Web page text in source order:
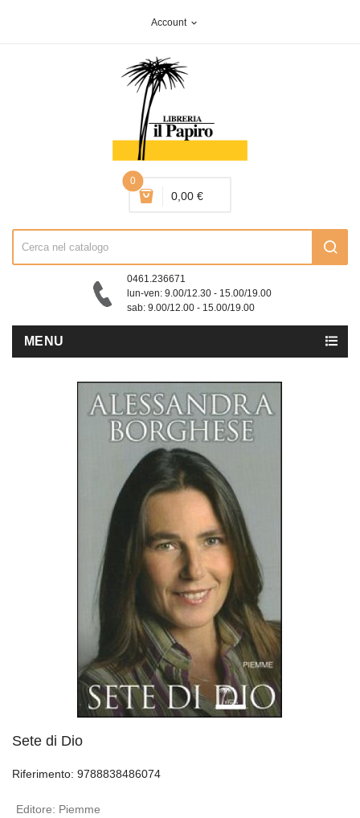
Account expand_more
0
0,00 €
0461.236671
lun-ven: 9.00/12.30 - 15.00/19.00
sab: 9.00/12.00 - 15.00/19.00
MENU
Sete di Dio
Riferimento: 9788838486074
Editore: Piemme